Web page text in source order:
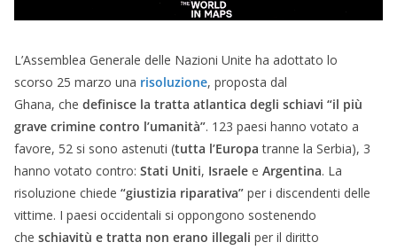
L’Assemblea Generale delle Nazioni Unite ha adottato lo
scorso 25 marzo una risoluzione, proposta dal
Ghana, che definisce la tratta atlantica degli schiavi “il più
grave crimine contro l’umanità”. 123 paesi hanno votato a
favore, 52 si sono astenuti (tutta l’Europa tranne la Serbia), 3
hanno votato contro: Stati Uniti, Israele e Argentina. La
risoluzione chiede “giustizia riparativa” per i discendenti delle
vittime. I paesi occidentali si oppongono sostenendo
che schiavitù e tratta non erano illegali per il diritto